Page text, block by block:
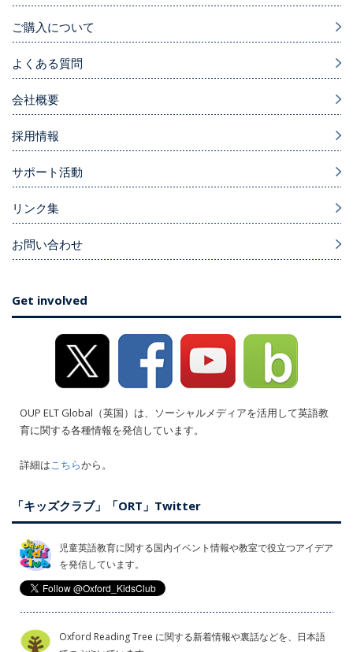
ご購入について
よくある質問
会社概要
採用情報
サポート活動
リンク集
お問い合わせ
Get involved
OUP ELT Global（英国）は、ソーシャルメディアを活用して英語教
育に関する各種情報を発信しています。
詳細はこちらから。
「キッズクラブ」「ORT」Twitter
児童英語教育に関する国内イベント情報や教室で役立つアイデア
を発信しています。
Oxford Reading Tree に関する新着情報や裏話などを、日本語